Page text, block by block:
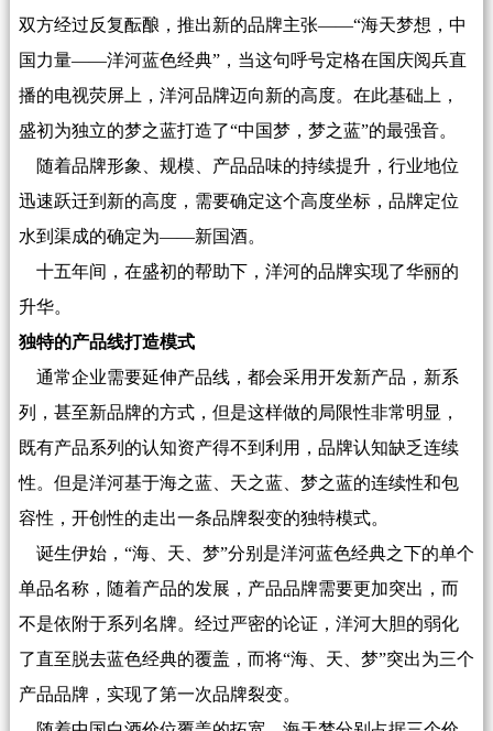
双方经过反复酝酿，推出新的品牌主张——“海天梦想，中
国力量——洋河蓝色经典”，当这句呼号定格在国庆阅兵直
播的电视荧屏上，洋河品牌迈向新的高度。在此基础上，
盛初为独立的梦之蓝打造了“中国梦，梦之蓝”的最强音。
随着品牌形象、规模、产品品味的持续提升，行业地位
迅速跃迁到新的高度，需要确定这个高度坐标，品牌定位
水到渠成的确定为——新国酒。
十五年间，在盛初的帮助下，洋河的品牌实现了华丽的
升华。
独特的产品线打造模式
通常企业需要延伸产品线，都会采用开发新产品，新系
列，甚至新品牌的方式，但是这样做的局限性非常明显，
既有产品系列的认知资产得不到利用，品牌认知缺乏连续
性。但是洋河基于海之蓝、天之蓝、梦之蓝的连续性和包
容性，开创性的走出一条品牌裂变的独特模式。
诞生伊始，“海、天、梦”分别是洋河蓝色经典之下的单个
单品名称，随着产品的发展，产品品牌需要更加突出，而
不是依附于系列名牌。经过严密的论证，洋河大胆的弱化
了直至脱去蓝色经典的覆盖，而将“海、天、梦”突出为三个
产品品牌，实现了第一次品牌裂变。